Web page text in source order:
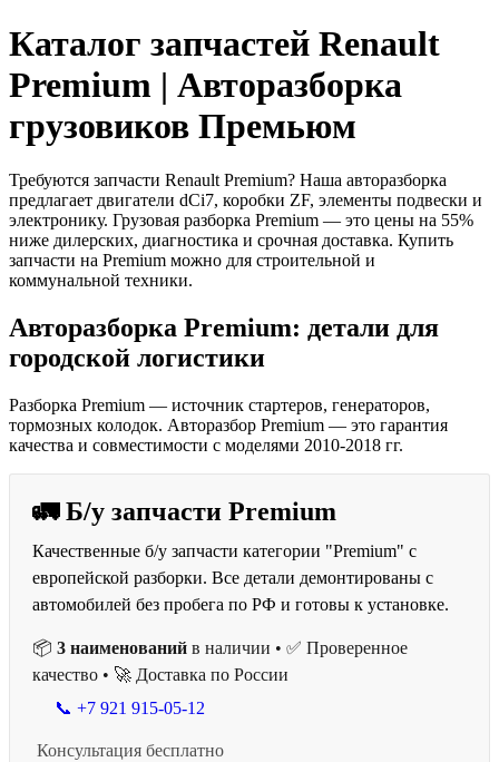
Каталог запчастей Renault
Premium | Авторазборка
грузовиков Премьюм
Требуются запчасти Renault Premium? Наша авторазборка
предлагает двигатели dCi7, коробки ZF, элементы подвески и
электронику. Грузовая разборка Premium — это цены на 55%
ниже дилерских, диагностика и срочная доставка. Купить
запчасти на Premium можно для строительной и
коммунальной техники.
Авторазборка Premium: детали для
городской логистики
Разборка Premium — источник стартеров, генераторов,
тормозных колодок. Авторазбор Premium — это гарантия
качества и совместимости с моделями 2010-2018 гг.
🚛 Б/у запчасти Premium
Качественные б/у запчасти категории "Premium" с
европейской разборки. Все детали демонтированы с
автомобилей без пробега по РФ и готовы к установке.
📦 3 наименований в наличии • ✅ Проверенное
качество • 🚀 Доставка по России
📞 +7 921 915-05-12
Консультация бесплатно